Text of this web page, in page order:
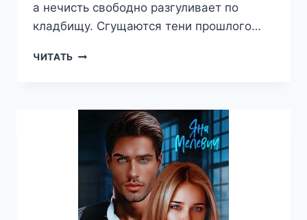
а нечисть свободно разгуливает по
кладбищу. Сгущаются тени прошлого…
ЧИТАТЬ СМЕРТИ
МЕЛЕВИЧ